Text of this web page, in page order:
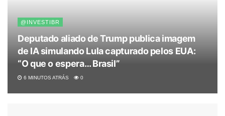
@INVESTIBR
Deputado aliado de Trump publica imagem
de IA simulando Lula capturado pelos EUA:
“O que o espera… Brasil”
6 MINUTOS ATRÁS 0